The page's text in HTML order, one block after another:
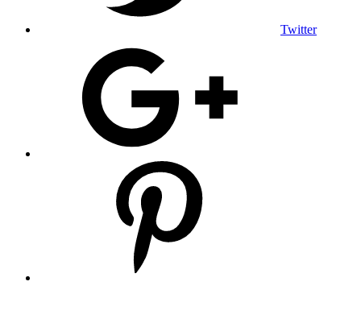
Twitter